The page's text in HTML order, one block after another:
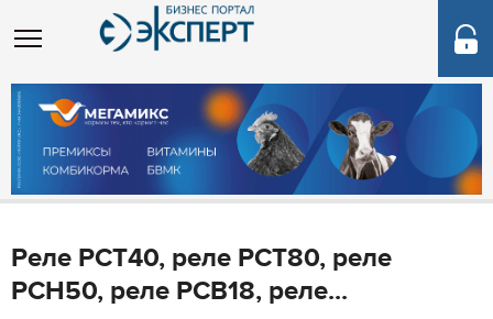
Реле РСТ40, реле РСТ80, реле
РСН50, реле РСВ18, реле...